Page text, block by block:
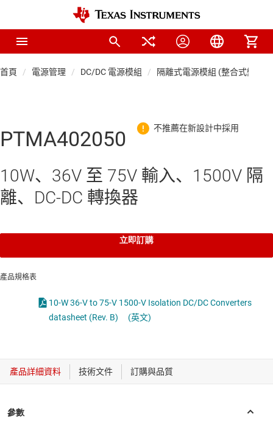
首頁 電源管理 DC/DC 電源模組 隔離式電源模組 (整合式變壓
PTMA402050
10W、36V 至 75V 輸入、1500V 隔
離、DC-DC 轉換器
立即訂購
產品規格表
10-W 36-V to 75-V 1500-V Isolation DC/DC Converters
datasheet (Rev. B)
(英文)